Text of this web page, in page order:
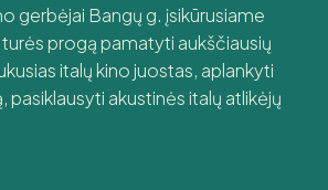
gerbėjai Bangų g. įsikūrusiame
progą pamatyti aukščiausių
italų kino juostas, aplankyti
akustinės italų atlikėjų